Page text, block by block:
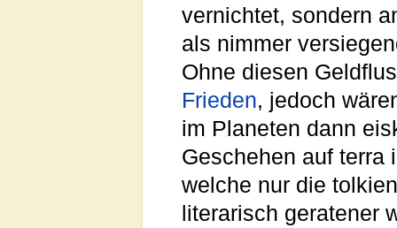
vernichtet, sondern
als nimmer
Ohne diesen
Frieden, jedoch
im Planeten dann
Geschehen auf terra
welche nur die
literarisch geratener